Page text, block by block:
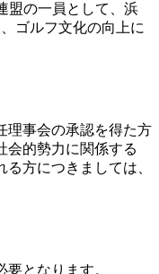
盟の一員として、浜
ゴルフ文化の向上に
理事会の承認を得た方
会的勢力に関係する
方につきましては、
となります。